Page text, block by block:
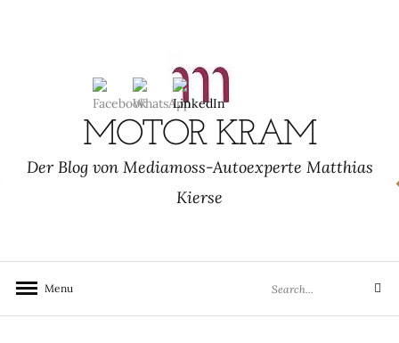
MOTOR KRAM
Der Blog von Mediamoss-Autoexperte Matthias
Kierse
Menu
for:
Search